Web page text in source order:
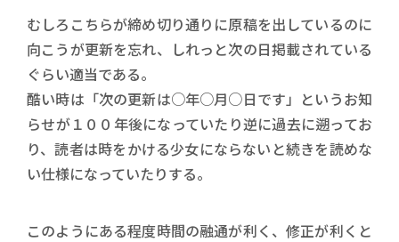
むしろこちらが締め切り通りに原稿を出しているのに
向こうが更新を忘れ、しれっと次の日掲載されている
ぐらい適当である。
酷い時は「次の更新は○年○月○日です」というお知
らせが１００年後になっていたり逆に過去に遡ってお
り、読者は時をかける少女にならないと続きを読めな
い仕様になっていたりする。
このようにある程度時間の融通が利く、修正が利くと